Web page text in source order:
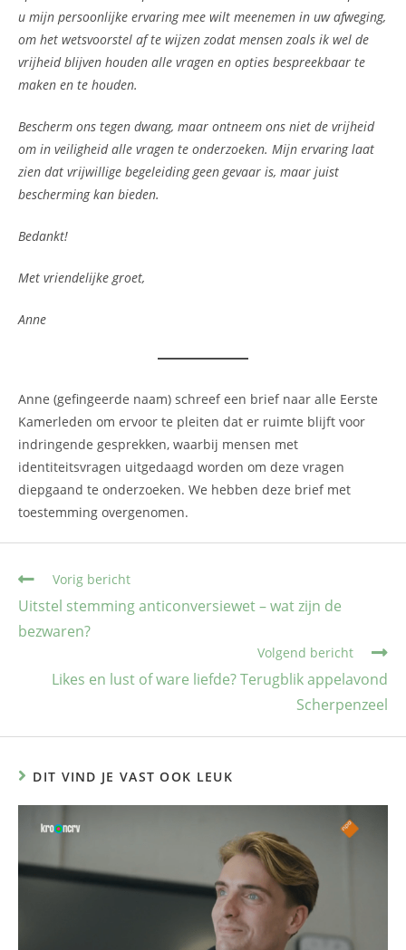
u mijn persoonlijke ervaring mee wilt meenemen in uw afweging,
om het wetsvoorstel af te wijzen zodat mensen zoals ik wel de
vrijheid blijven houden alle vragen en opties bespreekbaar te
maken en te houden.
Bescherm ons tegen dwang, maar ontneem ons niet de vrijheid
om in veiligheid alle vragen te onderzoeken. Mijn ervaring laat
zien dat vrijwillige begeleiding geen gevaar is, maar juist
bescherming kan bieden.
Bedankt!
Met vriendelijke groet,
Anne
Anne (gefingeerde naam) schreef een brief naar alle Eerste
Kamerleden om ervoor te pleiten dat er ruimte blijft voor
indringende gesprekken, waarbij mensen met
identiteitsvragen uitgedaagd worden om deze vragen
diepgaand te onderzoeken. We hebben deze brief met
toestemming overgenomen.
Vorig bericht
Uitstel stemming anticonversiewet – wat zijn de
bezwaren?
Volgend bericht
Likes en lust of ware liefde? Terugblik appelavond
Scherpenzeel
DIT VIND JE VAST OOK LEUK